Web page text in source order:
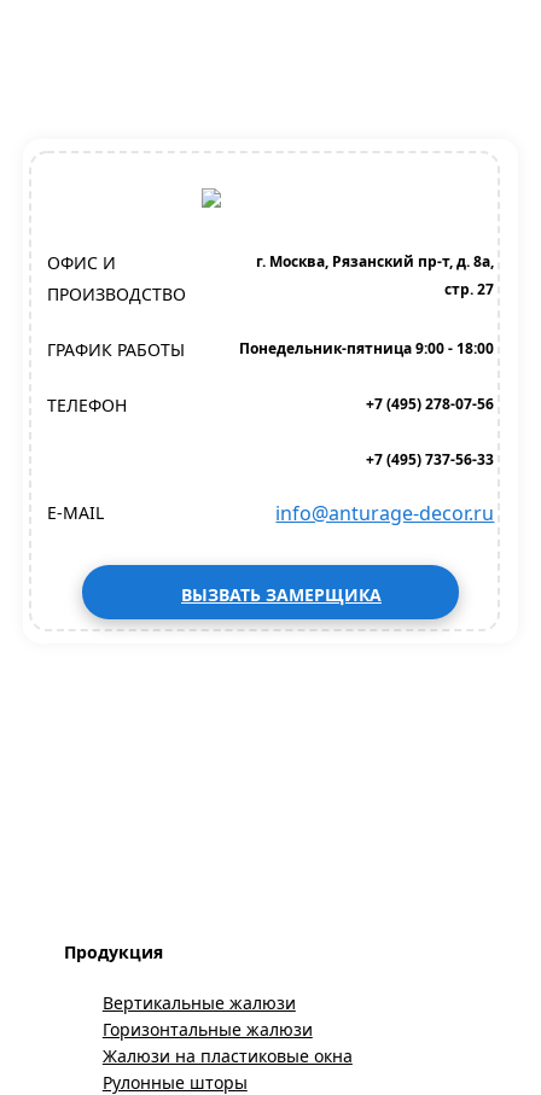
ОФИС И
ПРОИЗВОДСТВО
г. Москва, Рязанский пр-т, д. 8а,
стр. 27
ГРАФИК РАБОТЫ Понедельник-пятница 9:00 - 18:00
ТЕЛЕФОН +7 (495) 278-07-56
+7 (495) 737-56-33
E-MAIL info@anturage-decor.ru
ВЫЗВАТЬ ЗАМЕРЩИКА
Продукция
Вертикальные жалюзи
Горизонтальные жалюзи
Жалюзи на пластиковые окна
Рулонные шторы